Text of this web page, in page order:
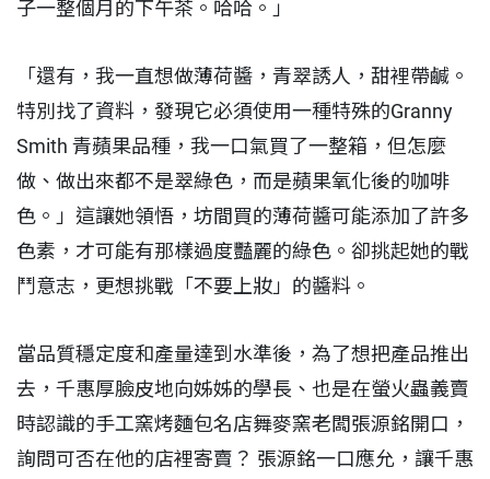
子一整個月的下午茶。哈哈。」
「還有，我一直想做薄荷醬，青翠誘人，甜裡帶鹹。
特別找了資料，發現它必須使用一種特殊的Granny
Smith 青蘋果品種，我一口氣買了一整箱，但怎麼
做、做出來都不是翠綠色，而是蘋果氧化後的咖啡
色。」這讓她領悟，坊間買的薄荷醬可能添加了許多
色素，才可能有那樣過度豔麗的綠色。卻挑起她的戰
鬥意志，更想挑戰「不要上妝」的醬料。
當品質穩定度和產量達到水準後，為了想把產品推出
去，千惠厚臉皮地向姊姊的學長、也是在螢火蟲義賣
時認識的手工窯烤麵包名店舞麥窯老闆張源銘開口，
詢問可否在他的店裡寄賣？ 張源銘一口應允，讓千惠